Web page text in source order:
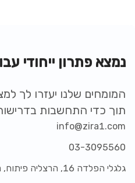
נמצא פתרון ייחודי
המומחים שלנו יעזרו לך
תוך כדי התחשבות
info@zira1.com
03-3095560
גלגלי הפלדה 16, הרצליה פיתוח, מבני תל-עד